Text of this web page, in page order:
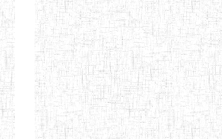
Chercher:
Effacer les filtres
Denomination
Type